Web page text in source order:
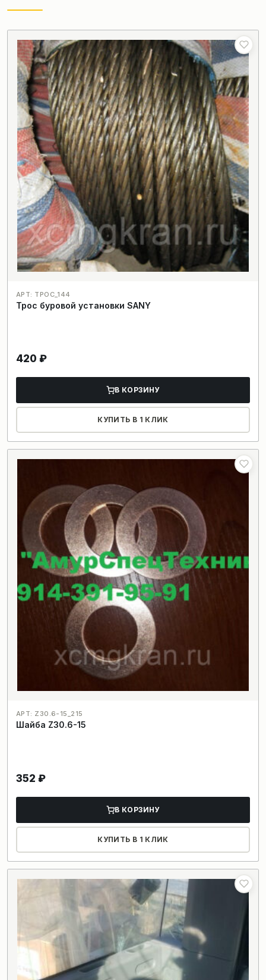
АРТ: ТРОС_144
Трос буровой установки SANY
420 ₽
В КОРЗИНУ
КУПИТЬ В 1 КЛИК
АРТ: Z30.6-15_215
Шайба Z30.6-15
352 ₽
В КОРЗИНУ
КУПИТЬ В 1 КЛИК